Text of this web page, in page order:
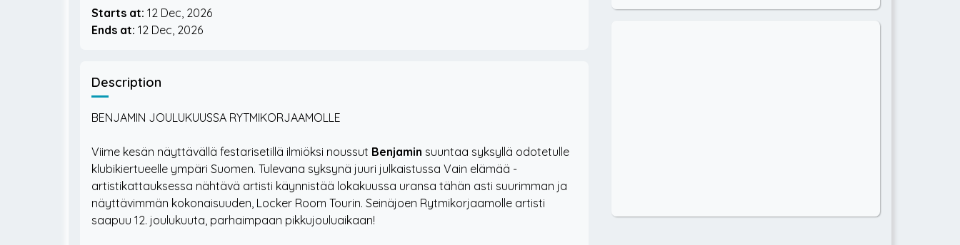
Starts at: 12 Dec, 2026
Ends at: 12 Dec, 2026
Description
BENJAMIN JOULUKUUSSA RYTMIKORJAAMOLLE
Viime kesän näyttävällä festarisetillä ilmiöksi noussut Benjamin suuntaa syksyllä odotetulle
klubikiertueelle ympäri Suomen. Tulevana syksynä juuri julkaistussa Vain elämää -
artistikattauksessa nähtävä artisti käynnistää lokakuussa uransa tähän asti suurimman ja
näyttävimmän kokonaisuuden, Locker Room Tourin. Seinäjoen Rytmikorjaamolle artisti
saapuu 12. joulukuuta, parhaimpaan pikkujouluaikaan!